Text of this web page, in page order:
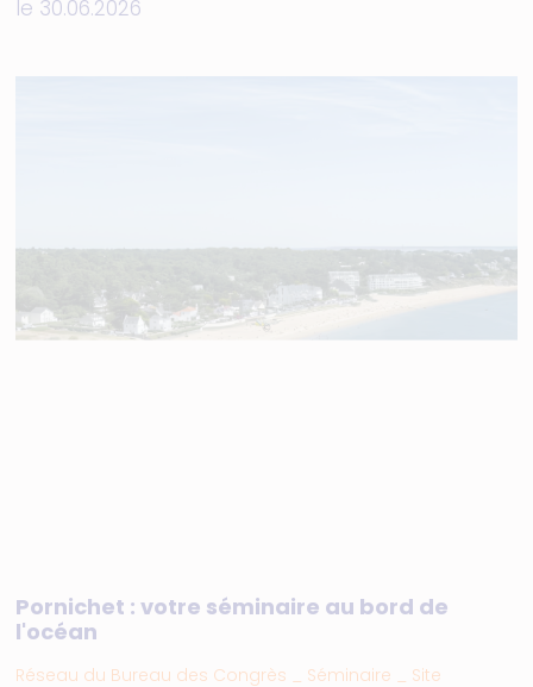
le 30.06.2026
Pornichet : votre séminaire au bord de
l'océan
Réseau du Bureau des Congrès _ Séminaire _ Site